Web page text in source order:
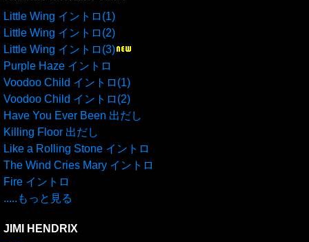
Little Wing イントロ(1)
Little Wing イントロ(2)
Little Wing イントロ(3)
Purple Haze イントロ
Voodoo Child イントロ(1)
Voodoo Child イントロ(2)
Have You Ever Been 出だし
Killing Floor 出だし
Like a Rolling Stone イントロ
The Wind Cries Mary イントロ
Fire イントロ
.....もっと見る
JIMI HENDRIX